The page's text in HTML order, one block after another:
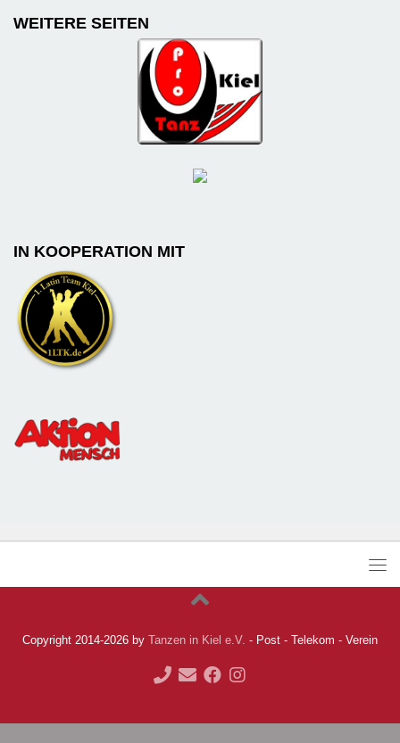
WEITERE SEITEN
IN KOOPERATION MIT
Copyright 2014-2026 by Tanzen in Kiel e.V. - Post - Telekom - Verein